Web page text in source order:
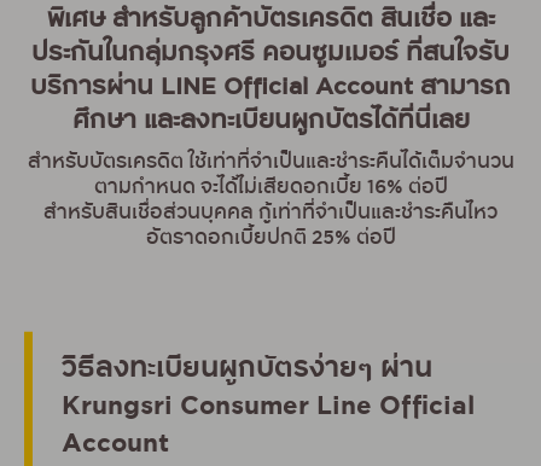
พิเศษ สำหรับลูกค้าบัตรเครดิต สินเชื่อ และ
ประกันในกลุ่มกรุงศรี คอนซูมเมอร์ที่สนใจรับ
บริการผ่าน LINE Official Account สามารถ
ศึกษาและลงทะเบียนผูกบัตรได้ที่นี่เลย
สำหรับบัตรเครดิต ใช้เท่าที่จำเป็นและชำระคืนได้เต็มจำนวน
ตามกำหนด จะได้ไม่เสียดอกเบี้ย 16% ต่อปี
สำหรับสินเชื่อส่วนบุคคล กู้เท่าที่จำเป็นและชำระคืนไหว
อัตราดอกเบี้ยปกติ 25% ต่อปี
วิธีลงทะเบียนผูกบัตรง่ายๆ ผ่าน
Krungsri Consumer Line Official
Account